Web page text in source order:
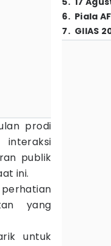
prodi
interaksi
publik
ini.
yang
untuk
6. Piala
7. GIIAS